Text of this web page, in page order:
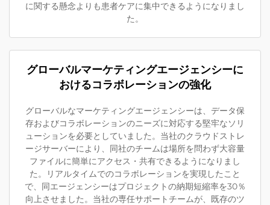
に関する懸念よりも患者ケアに集中できるようになりまし
た。
グローバルマーケティングエージェンシーに
おけるコラボレーションの強化
グローバルなマーケティングエージェンシーは、データ保
存およびコラボレーションのニーズに対応する堅牢なソリ
ューションを必要としていました。当社のクラウドストレ
ージサーバーにより、同社のチームは場所を問わず大容量
ファイルに簡単にアクセス・共有できるようになりまし
た。リアルタイムでのコラボレーションを実現したこと
で、同エージェンシーはプロジェクトの納期短縮率を30％
向上させました。当社の専任サポートチームが、既存のツ